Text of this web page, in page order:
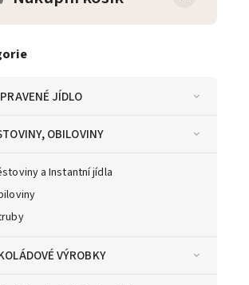
JÍDLO
OBILOVINY
a Instantní jídla
VÝROBKY